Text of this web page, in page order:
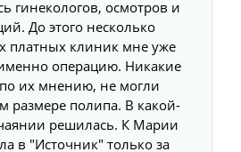
гинекологов, осмотров и
До этого несколько
платных клиник мне уже
операцию. Никакие
их мнению, не могли
размере полипа. В какой-
решилась. К Марии
в "Источник" только за